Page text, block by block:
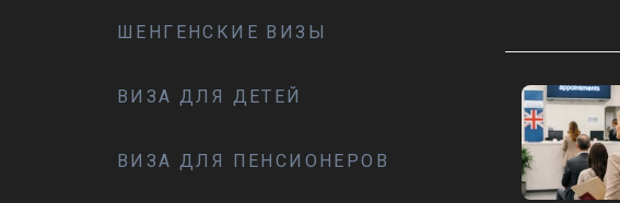
ШЕНГЕНСКИЕ ВИЗЫ
ВИЗА ДЛЯ ДЕТЕЙ
ВИЗА ДЛЯ ПЕНСИОНЕРОВ